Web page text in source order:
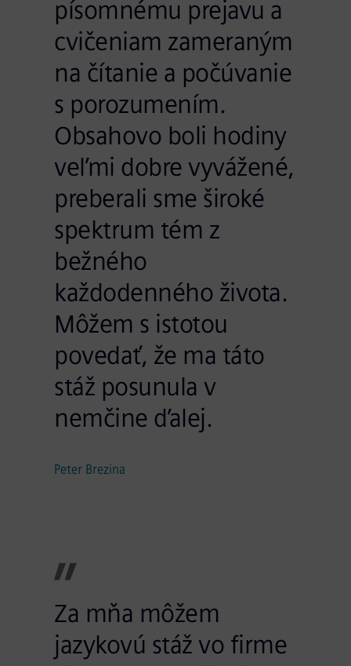
písomnému prejavu a
cvičeniam zameraným
na čítanie a počúvanie
s porozumením.
Obsahovo boli hodiny
veľmi dobre vyvážené,
preberali sme široké
spektrum tém z
bežného
každodenného života.
Môžem s istotou
povedať, že ma táto
stáž posunula v
nemčine ďalej.
Peter Brezina
Za mňa môžem
jazykovú stáž vo firme